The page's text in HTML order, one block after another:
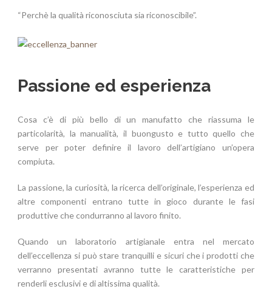
“Perchè la qualità riconosciuta sia riconoscibile”.
Passione ed esperienza
Cosa c’è di più bello di un manufatto che riassuma le
particolarità, la manualità, il buongusto e tutto quello che
serve per poter definire il lavoro dell’artigiano un’opera
compiuta.
La passione, la curiosità, la ricerca dell’originale, l’esperienza ed
altre componenti entrano tutte in gioco durante le fasi
produttive che condurranno al lavoro finito.
Quando un laboratorio artigianale entra nel mercato
dell’eccellenza si può stare tranquilli e sicuri che i prodotti che
verranno presentati avranno tutte le caratteristiche per
renderli esclusivi e di altissima qualità.